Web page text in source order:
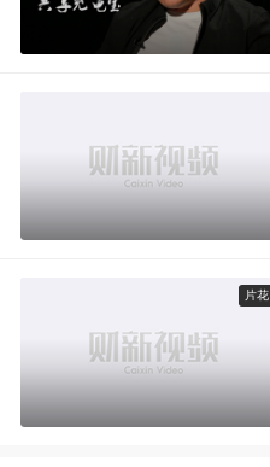
片花